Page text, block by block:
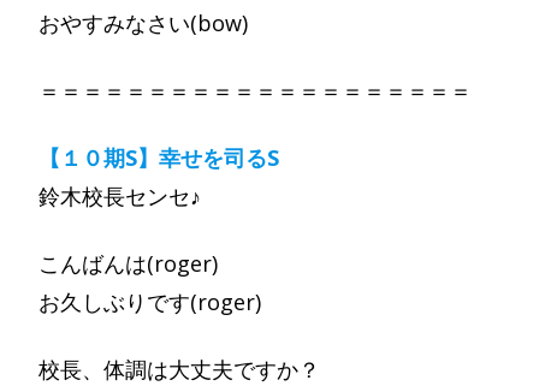
おやすみなさい(bow)
＝＝＝＝＝＝＝＝＝＝＝＝＝＝＝＝＝＝＝＝
【１０期S】幸せを司るS
鈴木校長センセ♪
こんばんは(roger)
お久しぶりです(roger)
校長、体調は大丈夫ですか？